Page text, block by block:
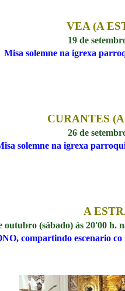
VEA (A
19 de
Misa solemne na igrexa
CURANTES
26 de
solemne na igrexa
A
outubro (sábado) ás 20'00 h.
compartindo escenario